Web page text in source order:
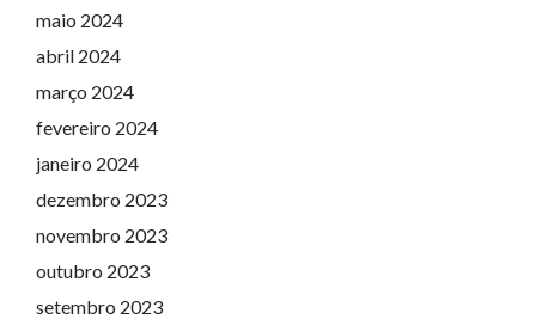
maio 2024
abril 2024
março 2024
fevereiro 2024
janeiro 2024
dezembro 2023
novembro 2023
outubro 2023
setembro 2023